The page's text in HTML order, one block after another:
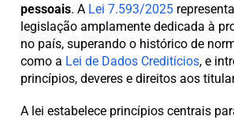
pessoais. A Lei 7.593/2025
legislação amplamente dedicada à
no país, superando o histórico de
como a Lei de Dados Creditícios, e
princípios, deveres e direitos aos
A lei estabelece princípios centrais